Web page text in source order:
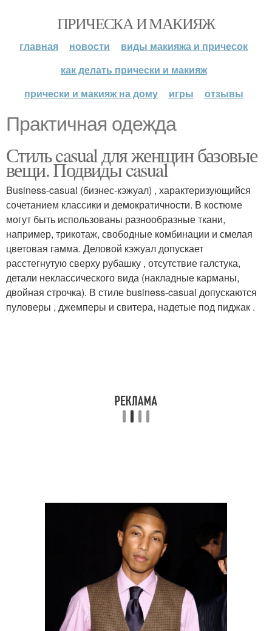
ПРИЧЕСКА И МАКИЯЖ
главная новости
виды макияжа и причесок
как делать прически и макияж
прически и макияж на дому
игры отзывы
Практичная одежда
Стиль casual для женщин базовые
вещи. Подвиды casual
Business-casual (бизнес-кэжуал) , характеризующийся
сочетанием классики и демократичности. В костюме
могут быть использованы разнообразные ткани,
например, трикотаж, свободные комбинации и смелая
цветовая гамма. Деловой кэжуал допускает
расстегнутую сверху рубашку , отсутствие галстука,
детали неклассического вида (накладные карманы,
двойная строчка). В стиле business-casual допускаются
пуловеры , джемперы и свитера, надетые под пиджак .